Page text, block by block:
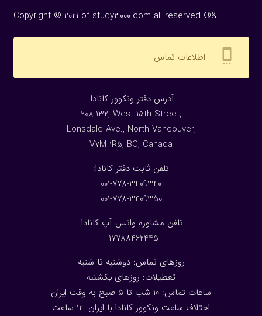
Copyright © 2021 of study3000.com all reserved ®&
settings_cell اطلاعات تماس
:آدرس دفتر ونکوور کانادا
208-132, West 15th Street,
Lonsdale Ave., North Vancouver,
V7M 1R5, BC, Canada
:تلفن ثابت دفتر کانادا
001-778-3409340
001-778-3409350
تلفن مشاوره واتس آپ کانادا:
17788462445+
روزهای تماس: دوشنبه تا شنبه
تعطیلات: روزهای یکشنبه
ساعات تماس: 10 شب تا 5 صبح به وقت ایران
اختلاف ساعت ونکوور کانادا با ایران: 1 2 ساعت